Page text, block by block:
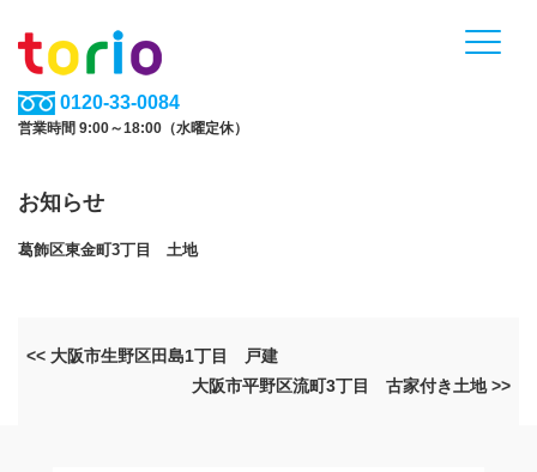
0120-33-0084
営業時間 9:00～18:00（水曜定休）
お知らせ
葛飾区東金町3丁目 土地
<< 大阪市生野区田島1丁目 戸建
大阪市平野区流町3丁目 古家付き土地 >>